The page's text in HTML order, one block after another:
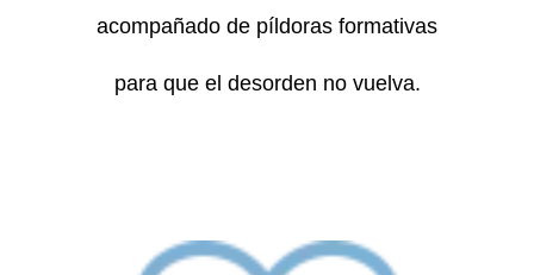
acompañado de píldoras formativas
para que el desorden no vuelva.